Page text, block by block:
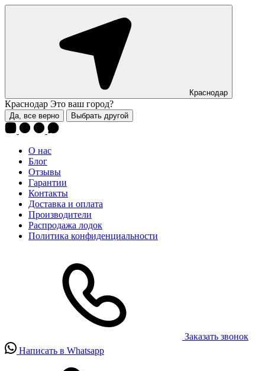
Краснодар
Краснодар Это ваш город?
Да, все верно Выбрать другой
О нас
Блог
Отзывы
Гарантии
Контакты
Доставка и оплата
Производители
Распродажа лодок
Политика конфиденциальности
Заказать звонок
Написать в Whatsapp